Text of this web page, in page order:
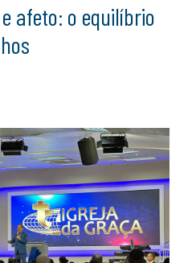
afeto: o equilíbrio